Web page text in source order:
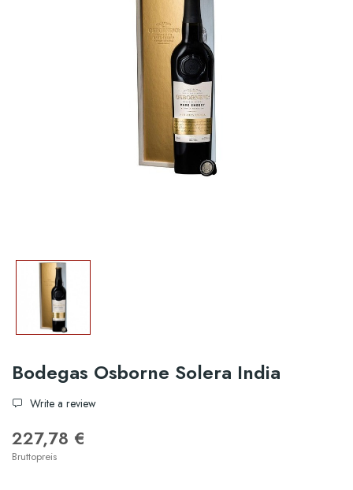
Bodegas Osborne Solera India
Write a review
227,78 €
Bruttopreis